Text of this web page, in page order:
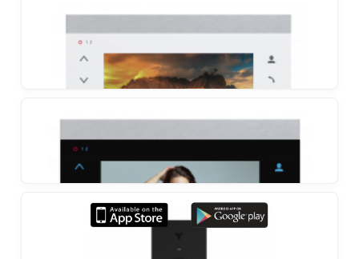
Vanjski panel s jedinstvenim dizajnom
smartphone
Slinex SL-07IPHD
smartphone i upravljanjem putem aplikacije